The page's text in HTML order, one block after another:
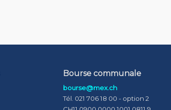
Bourse communale
bourse@mex.ch
Tél. 021 706 18 00 - option 2